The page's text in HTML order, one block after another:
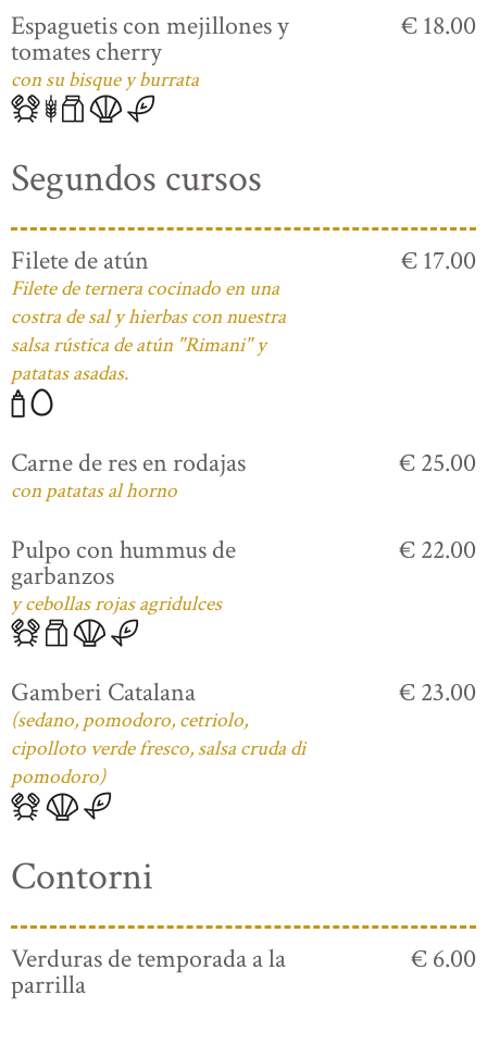
Espaguetis con mejillones y
tomates cherry
con su bisque y burrata
€ 18.00
Segundos cursos
Filete de atún
Filete de ternera cocinado en una
costra de sal y hierbas con nuestra
salsa rústica de atún "Rimani" y
patatas asadas.
€ 17.00
Carne de res en rodajas
con patatas al horno
€ 25.00
Pulpo con hummus de
garbanzos
y cebollas rojas agridulces
€ 22.00
Gamberi Catalana
(sedano, pomodoro, cetriolo,
cipolloto verde fresco, salsa cruda di
pomodoro)
€ 23.00
Contorni
Verduras de temporada a la
parrilla
€ 6.00